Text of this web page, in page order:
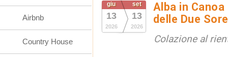
giu
13
2026
set
13
2026
Alba in
delle Due
Colazione al
Airbnb
Country House